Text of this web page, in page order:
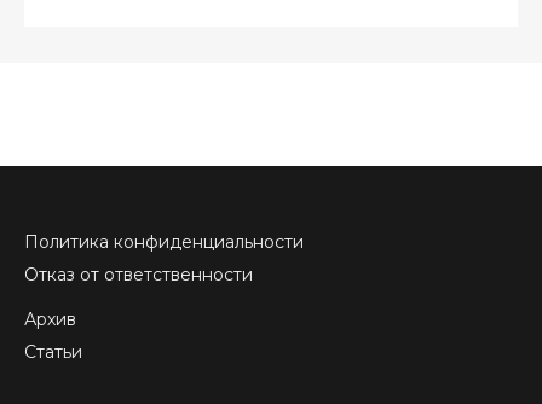
Политика конфиденциальности
Отказ от ответственности
Архив
Статьи